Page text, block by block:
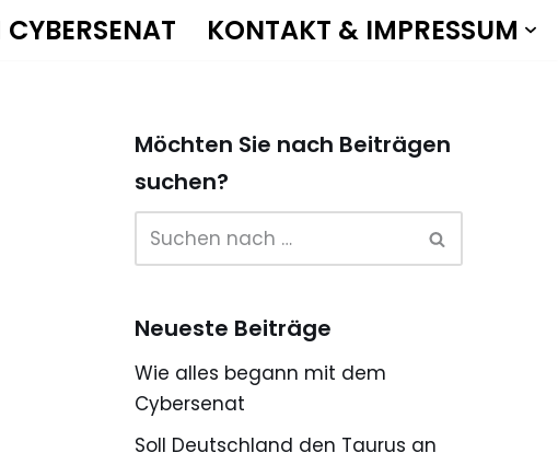
KONTAKT & IMPRESSUM
Möchten Sie nach Beiträgen
suchen?
Neueste Beiträge
Wie alles begann mit dem
Cybersenat
Soll Deutschland den Taurus an